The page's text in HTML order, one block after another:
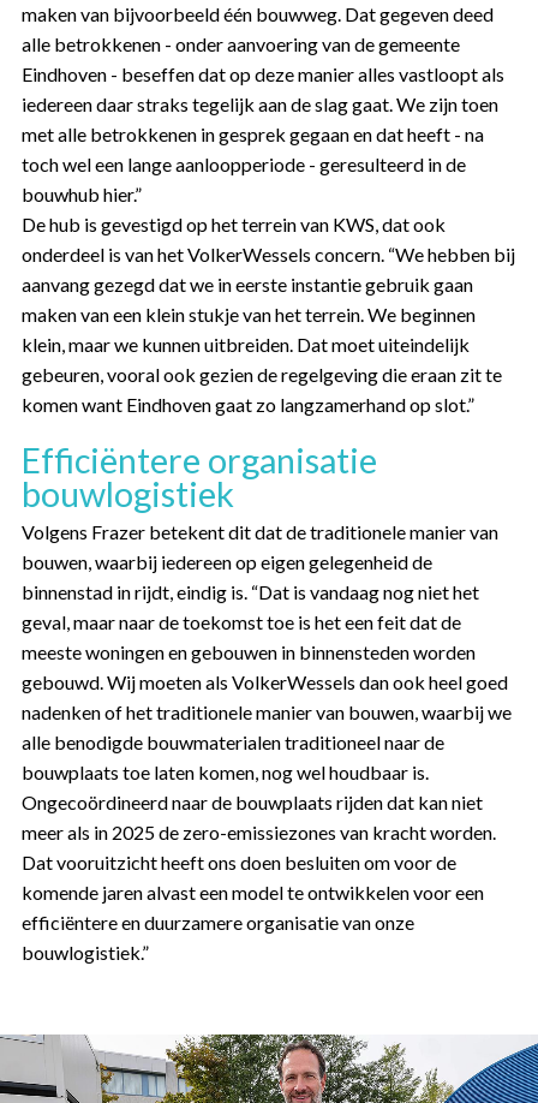
maken van bijvoorbeeld één bouwweg. Dat gegeven deed
alle betrokkenen - onder aanvoering van de gemeente
Eindhoven - beseffen dat op deze manier alles vastloopt als
iedereen daar straks tegelijk aan de slag gaat. We zijn toen
met alle betrokkenen in gesprek gegaan en dat heeft - na
toch wel een lange aanloopperiode - geresulteerd in de
bouwhub hier.”
De hub is gevestigd op het terrein van KWS, dat ook
onderdeel is van het VolkerWessels concern. “We hebben bij
aanvang gezegd dat we in eerste instantie gebruik gaan
maken van een klein stukje van het terrein. We beginnen
klein, maar we kunnen uitbreiden. Dat moet uiteindelijk
gebeuren, vooral ook gezien de regelgeving die eraan zit te
komen want Eindhoven gaat zo langzamerhand op slot.”
Efficiëntere organisatie
bouwlogistiek
Volgens Frazer betekent dit dat de traditionele manier van
bouwen, waarbij iedereen op eigen gelegenheid de
binnenstad in rijdt, eindig is. “Dat is vandaag nog niet het
geval, maar naar de toekomst toe is het een feit dat de
meeste woningen en gebouwen in binnensteden worden
gebouwd. Wij moeten als VolkerWessels dan ook heel goed
nadenken of het traditionele manier van bouwen, waarbij we
alle benodigde bouwmaterialen traditioneel naar de
bouwplaats toe laten komen, nog wel houdbaar is.
Ongecoördineerd naar de bouwplaats rijden dat kan niet
meer als in 2025 de zero-emissiezones van kracht worden.
Dat vooruitzicht heeft ons doen besluiten om voor de
komende jaren alvast een model te ontwikkelen voor een
efficiëntere en duurzamere organisatie van onze
bouwlogistiek.”